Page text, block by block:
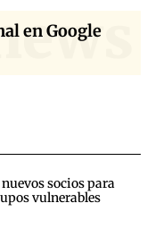
en Google
socios para
vulnerables